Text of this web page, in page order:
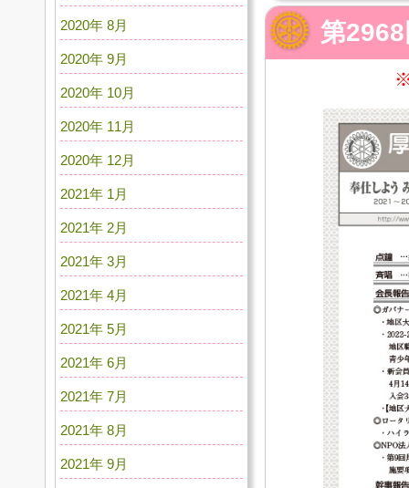
第
2020年 8月
2020年 9月
2020年 10月
2020年 11月
2020年 12月
2021年 1月
2021年 2月
2021年 3月
2021年 4月
2021年 5月
2021年 6月
2021年 7月
2021年 8月
2021年 9月